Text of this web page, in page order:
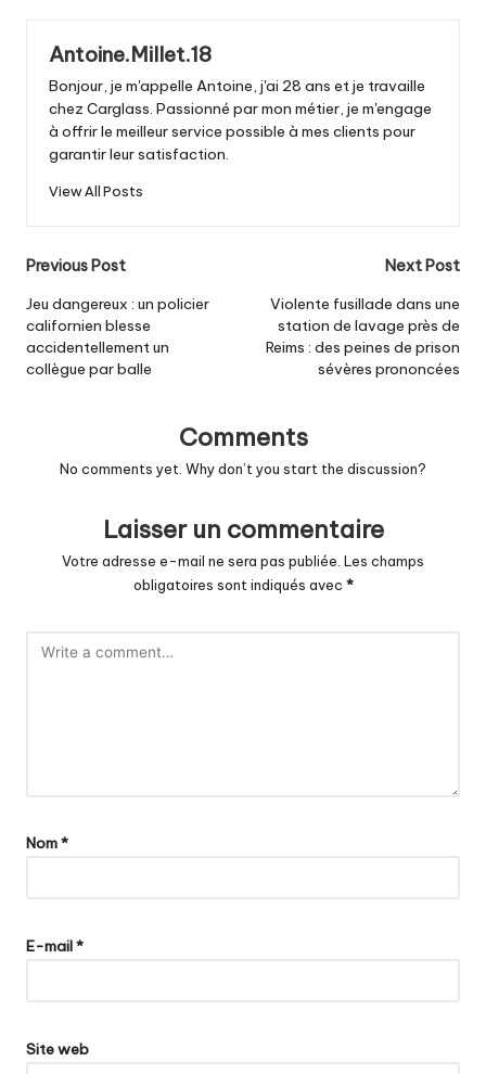
Antoine.Millet.18
Bonjour, je m'appelle Antoine, j'ai 28 ans et je travaille
chez Carglass. Passionné par mon métier, je m'engage
à offrir le meilleur service possible à mes clients pour
garantir leur satisfaction.
View All Posts
Post
navigation
Previous Post
Jeu dangereux : un policier
californien blesse
accidentellement un
collègue par balle
Next Post
Violente fusillade dans une
station de lavage près de
Reims : des peines de prison
sévères prononcées
Comments
No comments yet. Why don’t you start the discussion?
Laisser un commentaire
Votre adresse e-mail ne sera pas publiée. Les champs
obligatoires sont indiqués avec *
Nom*
E-mail*
Site web